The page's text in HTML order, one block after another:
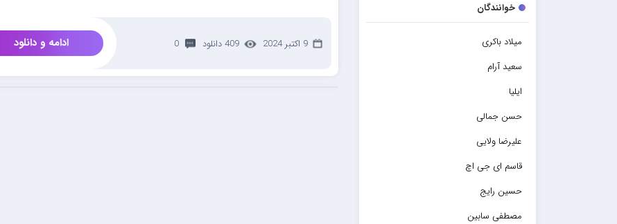
خوانندگان
میلاد باکری
سعید آرام
ایلیا
حسن جمالی
علیرضا ولایی
قاسم ای جی اچ
حسین رایج
مصطفی سابین
9 اکتبر 2024 409 دانلود 0 ادامه و دانلود